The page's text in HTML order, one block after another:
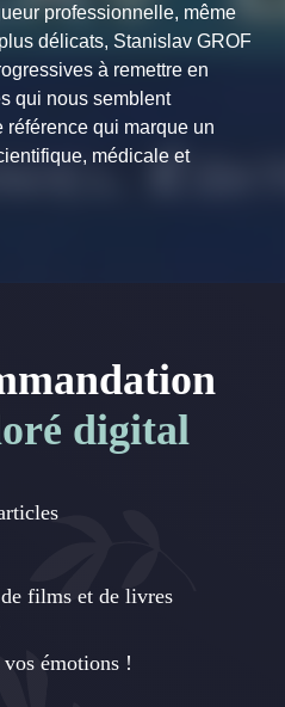
professionnelle, même
délicats, Stanislav GROF
à remettre en
qui nous semblent
qui marque un
médicale et
digital
films et de livres
émotions !